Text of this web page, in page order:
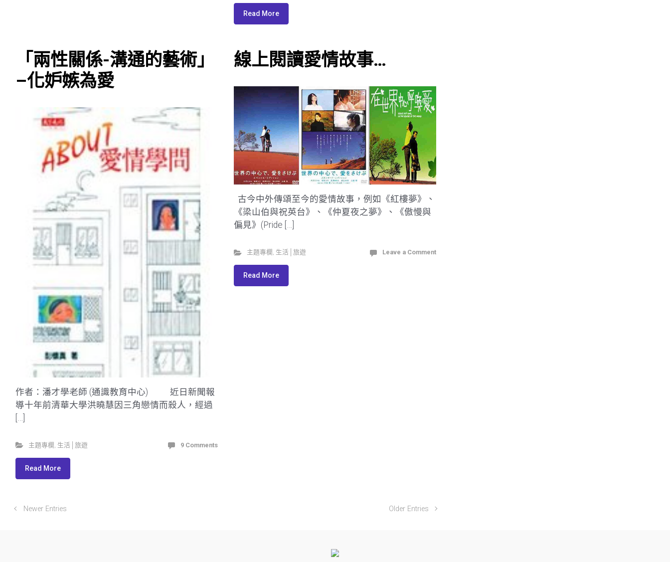
Read More
「兩性關係-溝通的藝術」
–化妒嫉為愛
作者：潘才學老師 (通識教育中心) 近日新聞報
導十年前清華大學洪曉慧因三角戀情而殺人，經過
主題專欄 生活│旅遊 9 Comments
Read More
線上閱讀愛情故事…
古今中外傳頌至今的愛情故事，例如《紅樓夢》、
《梁山伯與祝英台》、《仲夏夜之夢》、《傲慢與
偏見》(Pride […]
主題專欄 生活│旅遊 Leave a Comment
Read More
Newer Entries Older Entries